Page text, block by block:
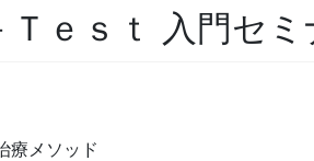
ｅｓｔ 入門セミ
療メソッド